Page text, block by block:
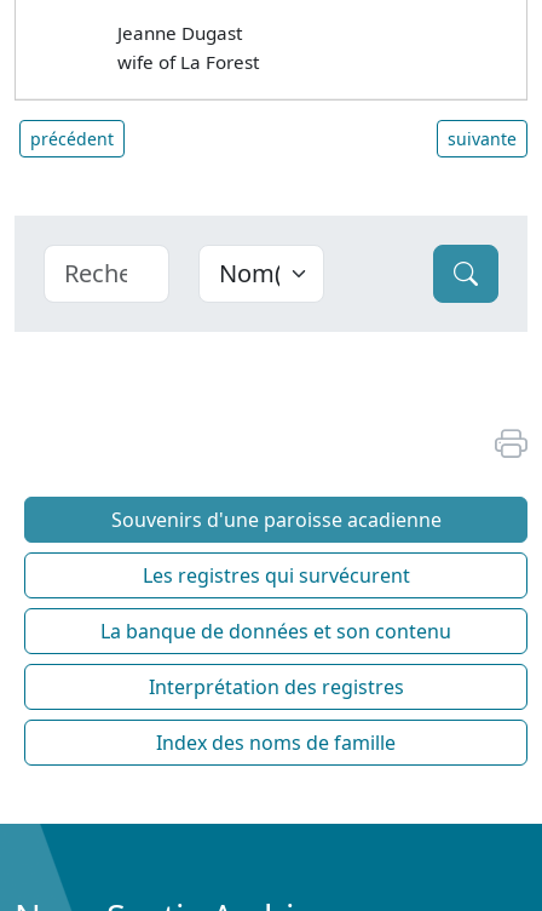
Jeanne Dugast
wife of La Forest
précédent suivante
Souvenirs d'une paroisse acadienne
Les registres qui survécurent
La banque de données et son contenu
Interprétation des registres
Index des noms de famille